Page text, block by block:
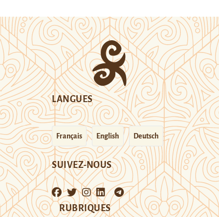
LANGUES
Français English Deutsch
SUIVEZ-NOUS
RUBRIQUES